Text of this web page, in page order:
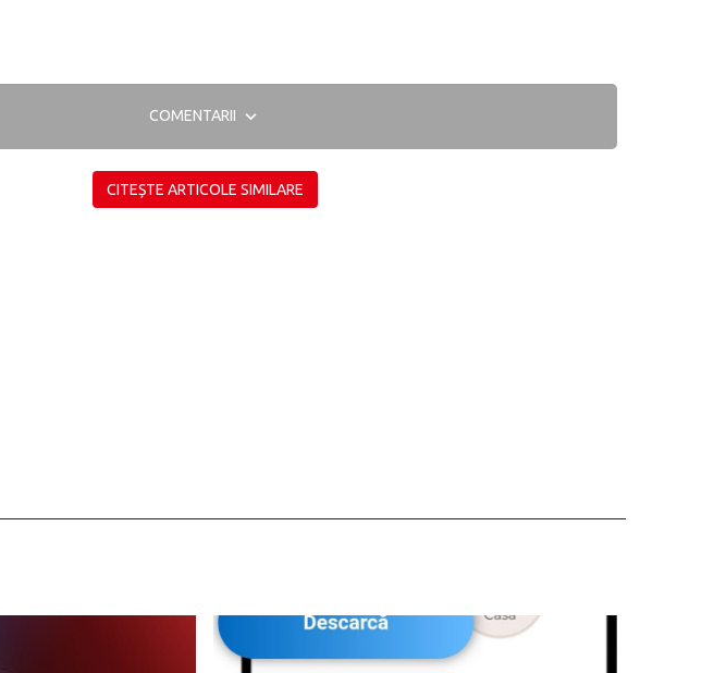
COMENTARII
CITEȘTE ARTICOLE SIMILARE